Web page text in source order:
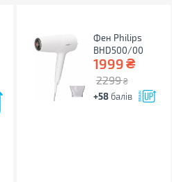
Фен Philips
BHD500/00
1999₴
2299 ₴
+58 балів